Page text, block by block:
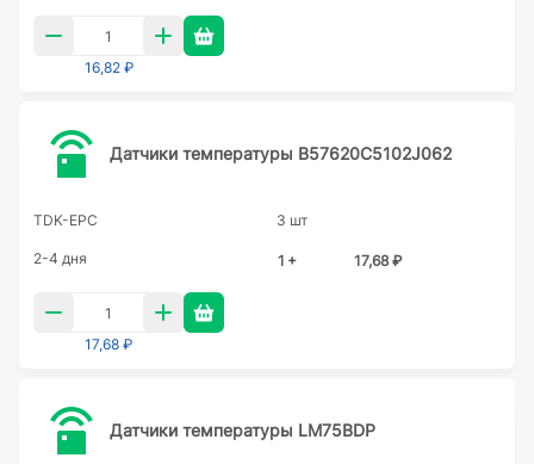
16,82 ₽
Датчики температуры B57620C5102J062
TDK-EPC 3 шт
2-4 дня 1 + 17,68 ₽
17,68 ₽
Датчики температуры LM75BDP